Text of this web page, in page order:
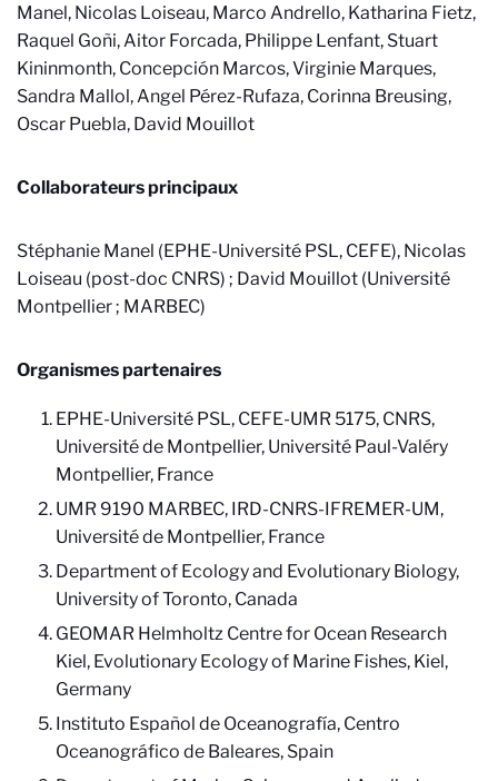
Manel, Nicolas Loiseau, Marco Andrello, Katharina Fietz,
Raquel Goñi, Aitor Forcada, Philippe Lenfant, Stuart
Kininmonth, Concepción Marcos, Virginie Marques,
Sandra Mallol, Angel Pérez-Rufaza, Corinna Breusing,
Oscar Puebla, David Mouillot
Collaborateurs principaux
Stéphanie Manel (EPHE-Université PSL, CEFE), Nicolas
Loiseau (post-doc CNRS) ; David Mouillot (Université
Montpellier ; MARBEC)
Organismes partenaires
EPHE-Université PSL, CEFE-UMR 5175, CNRS,
Université de Montpellier, Université Paul-Valéry
Montpellier, France
UMR 9190 MARBEC, IRD-CNRS-IFREMER-UM,
Université de Montpellier, France
Department of Ecology and Evolutionary Biology,
University of Toronto, Canada
GEOMAR Helmholtz Centre for Ocean Research
Kiel, Evolutionary Ecology of Marine Fishes, Kiel,
Germany
Instituto Español de Oceanografía, Centro
Oceanográfico de Baleares, Spain